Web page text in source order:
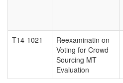
T14-1021
Reexaminatin on
Voting for Crowd
Sourcing MT
Evaluation